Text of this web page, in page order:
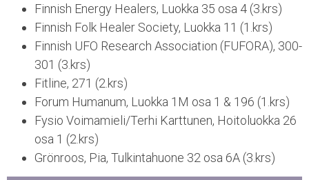
Finnish Energy Healers, Luokka 35 osa 4 (3.krs)
Finnish Folk Healer Society, Luokka 11 (1.krs)
Finnish UFO Research Association (FUFORA), 300-
301 (3.krs)
Fitline, 271 (2.krs)
Forum Humanum, Luokka 1M osa 1 & 196 (1.krs)
Fysio Voimamieli/Terhi Karttunen, Hoitoluokka 26
osa 1 (2.krs)
Grönroos, Pia, Tulkintahuone 32 osa 6A (3.krs)